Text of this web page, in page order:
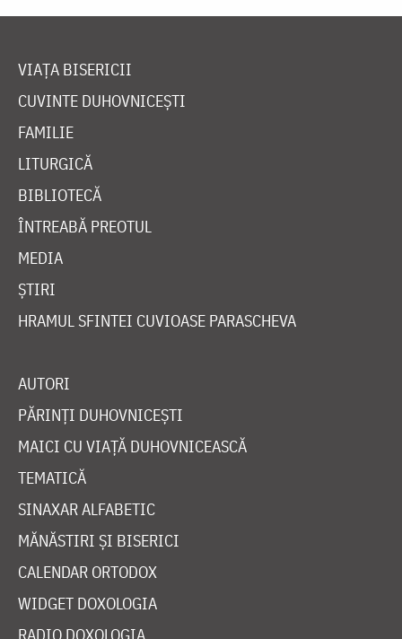
VIAȚA BISERICII
CUVINTE DUHOVNICEȘTI
FAMILIE
LITURGICĂ
BIBLIOTECĂ
ÎNTREABĂ PREOTUL
MEDIA
ȘTIRI
HRAMUL SFINTEI CUVIOASE PARASCHEVA
AUTORI
PĂRINȚI DUHOVNICEȘTI
MAICI CU VIAȚĂ DUHOVNICEASCĂ
TEMATICĂ
SINAXAR ALFABETIC
MĂNĂSTIRI ȘI BISERICI
CALENDAR ORTODOX
WIDGET DOXOLOGIA